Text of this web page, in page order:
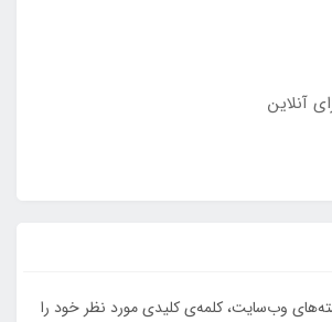
آنلاین
وب‌سایت، کلمه‌ی کلیدی مورد نظر خود را